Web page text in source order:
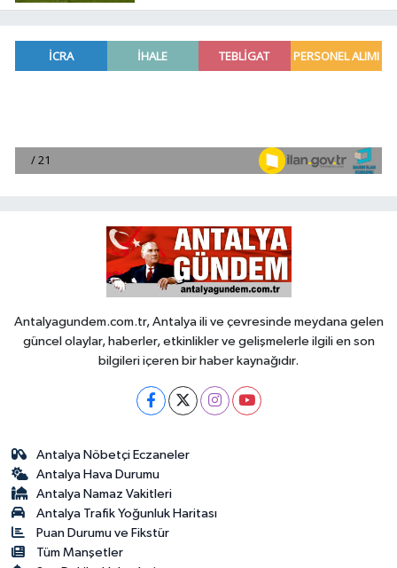
Antalyagundem.com.tr, Antalya ili ve çevresinde meydana gelen
güncel olaylar, haberler, etkinlikler ve gelişmelerle ilgili en son
bilgileri içeren bir haber kaynağıdır.
Antalya Nöbetçi Eczaneler
Antalya Hava Durumu
Antalya Namaz Vakitleri
Antalya Trafik Yoğunluk Haritası
Puan Durumu ve Fikstür
Tüm Manşetler